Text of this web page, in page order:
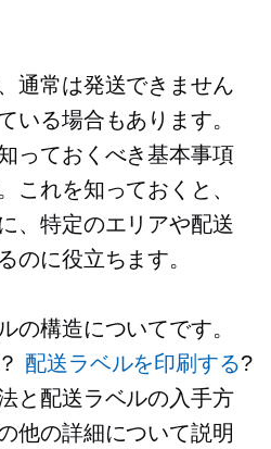
通常は発送できません
いる場合もあります。
っておくべき基本事項
これを知っておくと、
、特定のエリアや配送
のに役立ちます。
の構造についてです。
配送ラベルを印刷する?
と配送ラベルの入手方
他の詳細について説明